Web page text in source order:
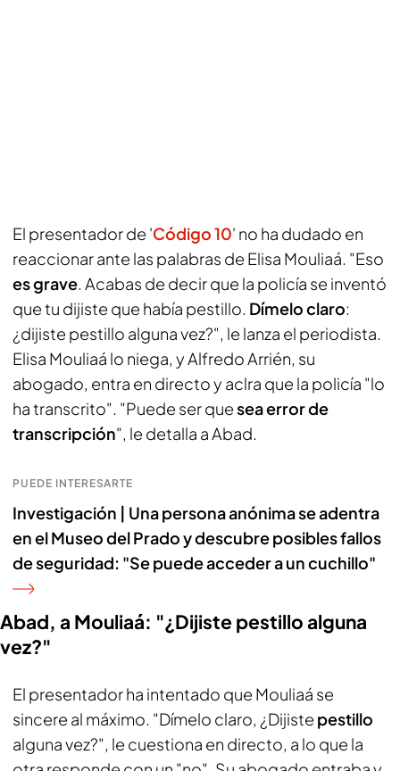
El presentador de 'Código 10' no ha dudado en
reaccionar ante las palabras de Elisa Mouliaá. "Eso
es grave. Acabas de decir que la policía se inventó
que tu dijiste que había pestillo. Dímelo claro:
¿dijiste pestillo alguna vez?", le lanza el periodista.
Elisa Mouliaá lo niega, y Alfredo Arrién, su
abogado, entra en directo y aclra que la policía "lo
ha transcrito". "Puede ser quesea error de
transcripción", le detalla a Abad.
PUEDE INTERESARTE
Investigación | Una persona anónima se adentra
en el Museo del Prado y descubre posibles fallos
de seguridad: "Se puede acceder a un cuchillo"
Abad, a Mouliaá: "¿Dijiste pestillo alguna
vez?"
El presentador ha intentado que Mouliaá se
sincere al máximo. "Dímelo claro, ¿Dijiste pestillo
alguna vez?", le cuestiona en directo, a lo que la